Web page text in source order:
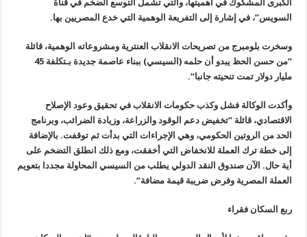
الكبرى المشكوك في أهميتها، والتي تشمل التوسع الضخم في قناة
السويس”، في إشارة إلى التفريعة الوهمية التي خدع المصريين بها.
وسخرت بلومبرج من تصريحات الانقلاب العنترية ومشروعاته الوهمية، قائلة
“
من حسن الحظ يبدو أن حلمه (السيسي) ببناء عاصمة جديدة بـتكلفة 45
مليار دولار تمت تنحيته جانبا“.
وأكدت الوكالة فشل وكذب حكومات الانقلاب في تحقيق وعود الإصلاح
الاقتصادي، قائلة “تخفيض دعم الوقود والزراعة، وزيادة الضرائب، وبرنامج
الحد من الروتين الحكومي، وهي الإجراءات التي بدأت ثم توقفت. بالإضافة
إلى خطة ترك العملة للانخفاض التي أخفقت، ومع ذلك انطلق التضخم على
أية حال. الآن صندوق النقد الدولي يطلب من السيسي المحاولة مجددا بتعويم
العملة المصرية وفرض ضريبة قيمة مضافة“.
ربع السكان فقراء